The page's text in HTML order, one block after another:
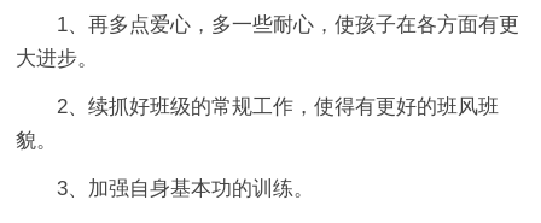
1、再多点爱心，多一些耐心，使孩子在各方面有更
大进步。
2、续抓好班级的常规工作，使得有更好的班风班
貌。
3、加强自身基本功的训练。